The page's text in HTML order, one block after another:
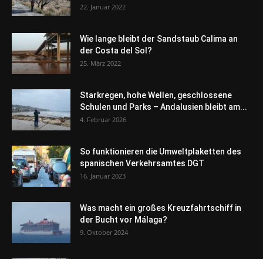
22. Januar 2022
Wie lange bleibt der Sandstaub Calima an
der Costa del Sol?
25. März 2022
Starkregen, hohe Wellen, geschlossene
Schulen und Parks – Andalusien bleibt am...
4. Februar 2026
So funktionieren die Umweltplaketten des
spanischen Verkehrsamtes DGT
16. Januar 2023
Was macht ein großes Kreuzfahrtschiff in
der Bucht vor Málaga?
9. Oktober 2024